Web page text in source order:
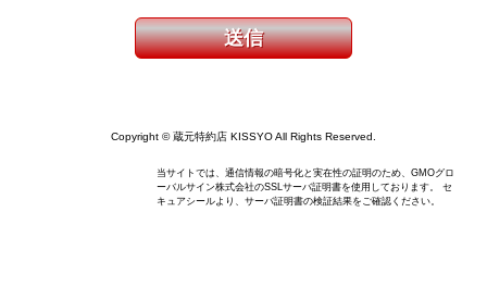
Copyright © 蔵元特約店 KISSYO All Rights Reserved.
当サイトでは、通信情報の暗号化と実在性の証明のため、GMOグロ
ーバルサイン株式会社のSSLサーバ証明書を使用しております。 セ
キュアシールより、サーバ証明書の検証結果をご確認ください。